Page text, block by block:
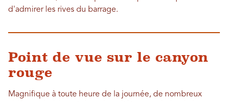
d'admirer les rives du barrage.
Point de vue sur le canyon
rouge
Magnifique à toute heure de la journée, de nombreux